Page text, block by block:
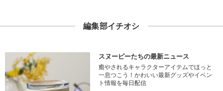
編集部イチオシ
スヌーピーたちの最新ニュース
癒やされるキャラクターアイテムでほっと
一息つこう！かわいい最新グッズやイベン
ト情報を毎日配信